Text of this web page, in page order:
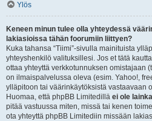
Ylös
Keneen minun tulee olla yhteydessä
lakiasioissa tähän foorumiin liittyen?
Kuka tahansa “Tiimi”-sivulla mainituista
yhteyshenkilö valituksillesi. Jos et tätä
ottaa yhteyttä verkkotunnuksen omistajaan
on ilmaispalvelussa oleva (esim. Yahoo!,
ylläpitoon tai väärinkäytöksistä vastaavaan
Huomaa, että phpBB Limitedillä ei ole
pitää vastuussa miten, missä tai kenen
ota yhteyttä phpBB Limitediin missään